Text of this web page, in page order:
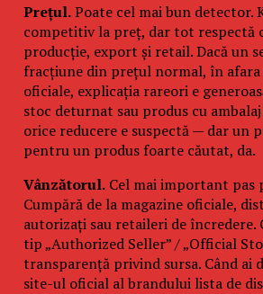
Prețul.Poate cel mai bun detector.
competitiv la preț, dar tot respectă
producție, export și retail. Dacă un
fracțiune din prețul normal, în
oficiale, explicația rareori e
stoc deturnat sau produs cu
orice reducere e suspectă — dar un
pentru un produs foarte căutat, da.
Vânzătorul.Cel mai important pas
Cumpără de la magazine oficiale,
autorizați sau retaileri de încredere.
tip „Authorized Seller” / „Official
transparență privind sursa. Când ai
site-ul oficial al brandului lista de